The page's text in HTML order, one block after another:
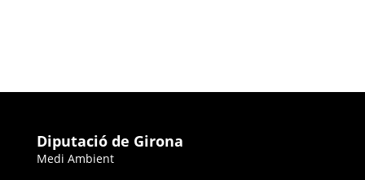
Diputació de Girona
Medi Ambient